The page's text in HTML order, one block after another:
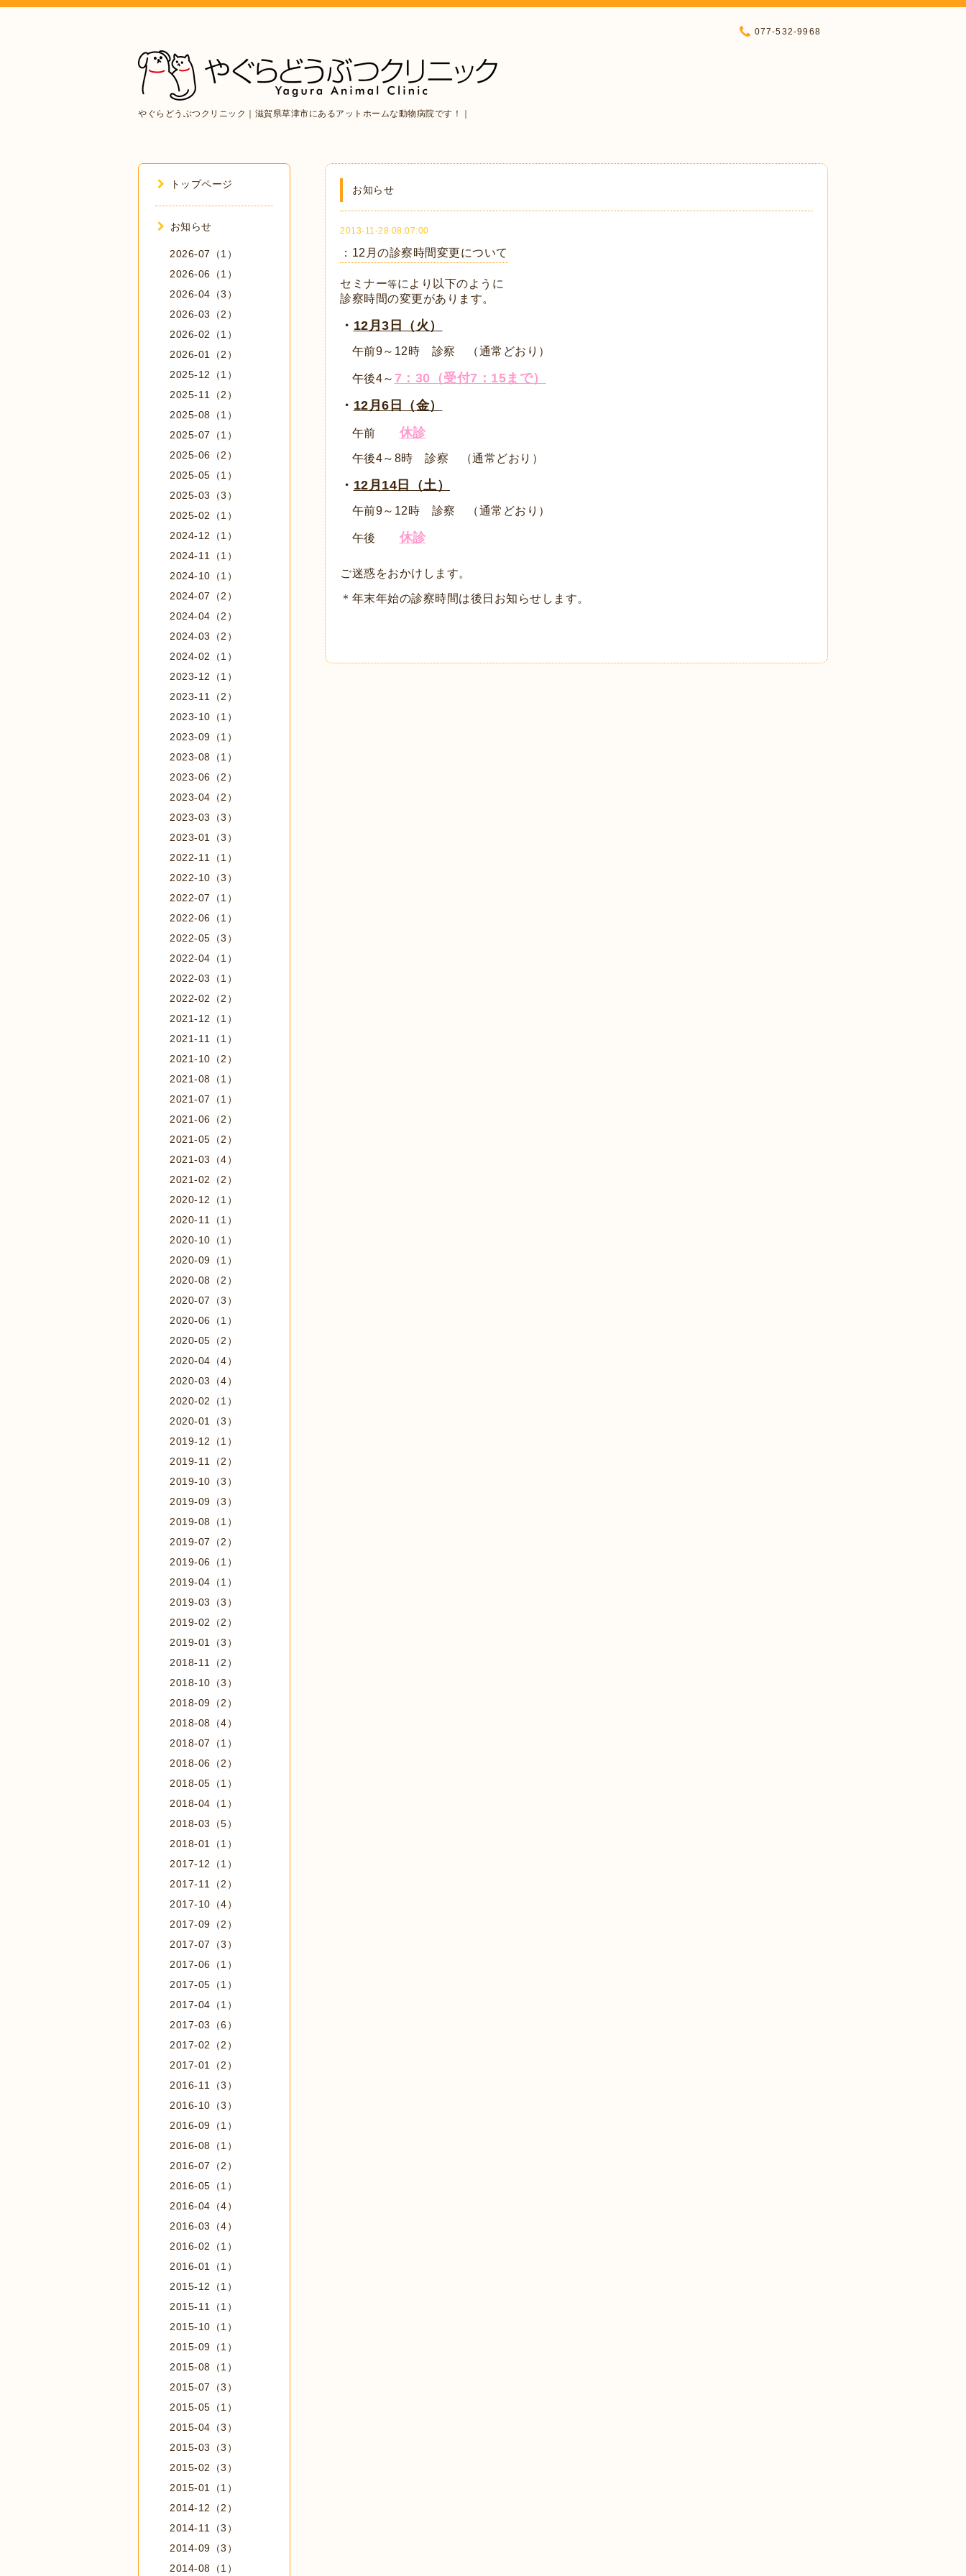
やぐらどうぶつクリニック｜滋賀県草津市にあるアットホームな動物病院です！｜
077-532-9968
お知らせ
2013-11-28 08:07:00
：12月の診察時間変更について
セミナー等により以下のように
診察時間の変更があります。
・ 12月3日（火）
午前9～12時 診察 （通常どおり）
午後4～ 7：30（受付7：15まで）
・ 12月6日（金）
午前 休診
午後4～8時 診察 （通常どおり）
・ 12月14日（土）
午前9～12時 診察 （通常どおり）
午後 休診
ご迷惑をおかけします。
＊年末年始の診察時間は後日お知らせします。
トップページ
お知らせ
2026-07（1）
2026-06（1）
2026-04（3）
2026-03（2）
2026-02（1）
2026-01（2）
2025-12（1）
2025-11（2）
2025-08（1）
2025-07（1）
2025-06（2）
2025-05（1）
2025-03（3）
2025-02（1）
2024-12（1）
2024-11（1）
2024-10（1）
2024-07（2）
2024-04（2）
2024-03（2）
2024-02（1）
2023-12（1）
2023-11（2）
2023-10（1）
2023-09（1）
2023-08（1）
2023-06（2）
2023-04（2）
2023-03（3）
2023-01（3）
2022-11（1）
2022-10（3）
2022-07（1）
2022-06（1）
2022-05（3）
2022-04（1）
2022-03（1）
2022-02（2）
2021-12（1）
2021-11（1）
2021-10（2）
2021-08（1）
2021-07（1）
2021-06（2）
2021-05（2）
2021-03（4）
2021-02（2）
2020-12（1）
2020-11（1）
2020-10（1）
2020-09（1）
2020-08（2）
2020-07（3）
2020-06（1）
2020-05（2）
2020-04（4）
2020-03（4）
2020-02（1）
2020-01（3）
2019-12（1）
2019-11（2）
2019-10（3）
2019-09（3）
2019-08（1）
2019-07（2）
2019-06（1）
2019-04（1）
2019-03（3）
2019-02（2）
2019-01（3）
2018-11（2）
2018-10（3）
2018-09（2）
2018-08（4）
2018-07（1）
2018-06（2）
2018-05（1）
2018-04（1）
2018-03（5）
2018-01（1）
2017-12（1）
2017-11（2）
2017-10（4）
2017-09（2）
2017-07（3）
2017-06（1）
2017-05（1）
2017-04（1）
2017-03（6）
2017-02（2）
2017-01（2）
2016-11（3）
2016-10（3）
2016-09（1）
2016-08（1）
2016-07（2）
2016-05（1）
2016-04（4）
2016-03（4）
2016-02（1）
2016-01（1）
2015-12（1）
2015-11（1）
2015-10（1）
2015-09（1）
2015-08（1）
2015-07（3）
2015-05（1）
2015-04（3）
2015-03（3）
2015-02（3）
2015-01（1）
2014-12（2）
2014-11（3）
2014-09（3）
2014-08（1）